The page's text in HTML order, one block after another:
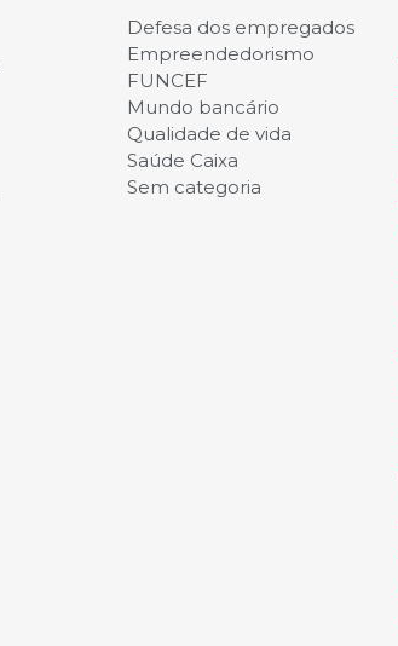
Defesa dos empregados
Empreendedorismo
FUNCEF
Mundo bancário
Qualidade de vida
Saúde Caixa
Sem categoria